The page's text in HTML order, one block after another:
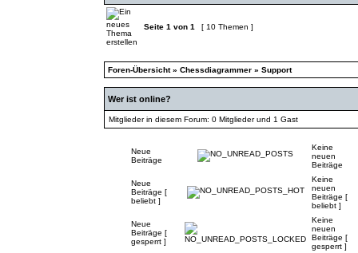
Seite 1 von 1 [ 10 Themen ]
Foren-Übersicht» Chessdiagrammer » Support
Wer ist online?
Mitglieder in diesem Forum: 0 Mitglieder und 1 Gast
Neue
Beiträge
Keine
neuen
Beiträge
Neue
Beiträge [
beliebt ]
Keine
neuen
Beiträge [
beliebt ]
Neue
Beiträge [
gesperrt ]
Keine
neuen
Beiträge [
gesperrt ]